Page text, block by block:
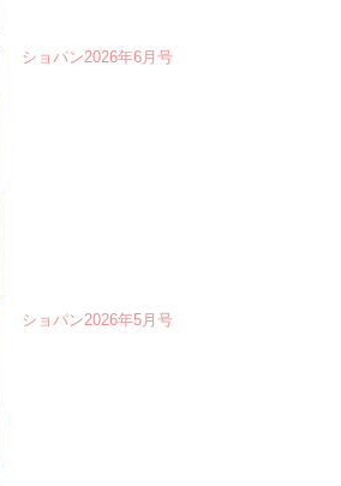
ショパン2026年6月号
ショパン2026年5月号